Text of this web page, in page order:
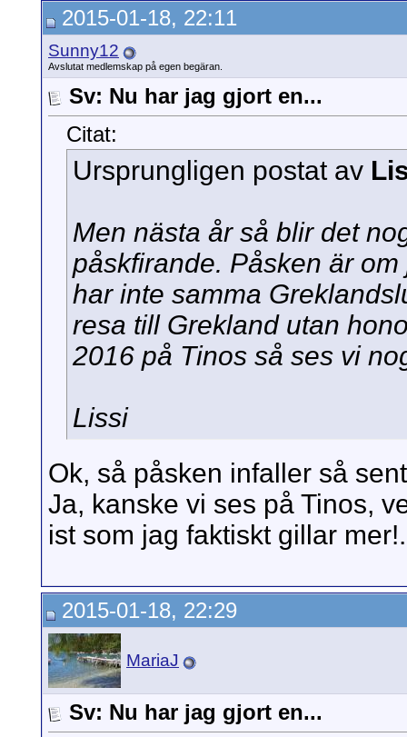
2015-01-18, 22:11
Sunny12
Avslutat medlemskap på egen begäran.
Sv: Nu har jag gjort en...
Citat:
Ursprungligen postat av
Men nästa år så blir det
påskfirande. Påsken är
har inte samma
resa till Grekland utan
2016 på Tinos så ses vi
Lissi
Ok, så påsken infaller så
Ja, kanske vi ses på Tinos,
ist som jag faktiskt gillar
2015-01-18, 22:29
MariaJ
Sv: Nu har jag gjort en...